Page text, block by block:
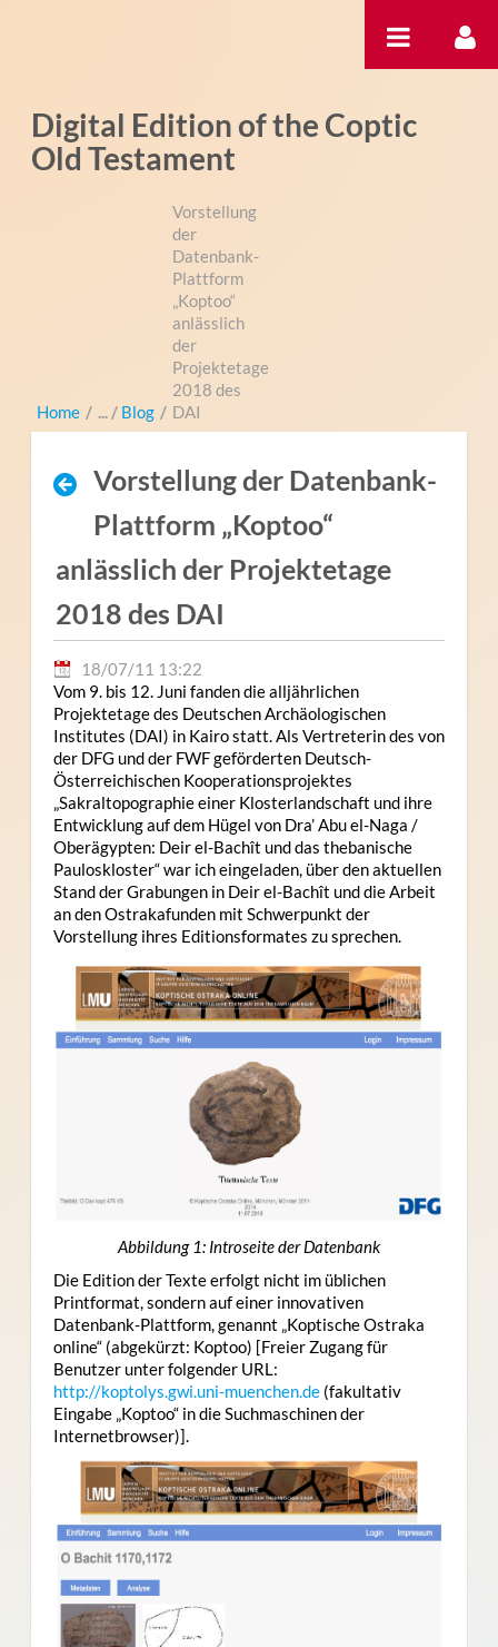
Digital Edition of the Coptic
Old Testament
Home / Blog /
Vorstellung
der
Datenbank-
Plattform
„Koptoo“
anlässlich
der
Projektetage
2018 des
DAI
Vorstellung der Datenbank-
Plattform „Koptoo“
anlässlich der Projektetage
2018 des DAI
18/07/11 13:22
Vom 9. bis 12. Juni fanden die alljährlichen
Projektetage des Deutschen Archäologischen
Institutes (DAI) in Kairo statt. Als Vertreterin des von
der DFG und der FWF geförderten Deutsch-
Österreichischen Kooperationsprojektes
„Sakraltopographie einer Klosterlandschaft und ihre
Entwicklung auf dem Hügel von Dra’ Abu el-Naga /
Oberägypten: Deir el-Bachît und das thebanische
Pauloskloster“ war ich eingeladen, über den aktuellen
Stand der Grabungen in Deir el-Bachît und die Arbeit
an den Ostrakafunden mit Schwerpunkt der
Vorstellung ihres Editionsformates zu sprechen.
Abbildung 1: Introseite der Datenbank
Die Edition der Texte erfolgt nicht im üblichen
Printformat, sondern auf einer innovativen
Datenbank-Plattform, genannt „Koptische Ostraka
online“ (abgekürzt: Koptoo) [Freier Zugang für
Benutzer unter folgender URL:
http://koptolys.gwi.uni-muenchen.de(fakultativ
Eingabe „Koptoo“ in die Suchmaschinen der
Internetbrowser)].